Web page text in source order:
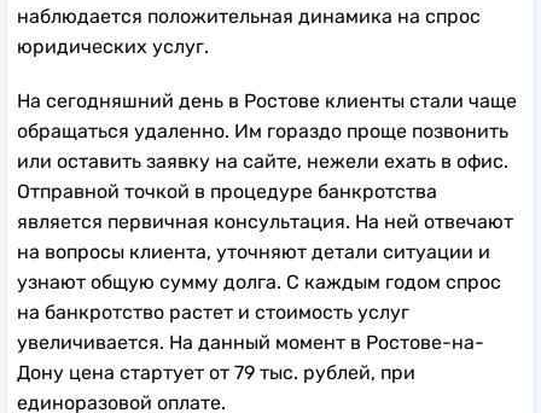
наблюдается положительная динамика на спрос
юридических услуг.
На сегодняшний день в Ростове клиенты стали чаще
обращаться удаленно. Им гораздо проще позвонить
или оставить заявку на сайте, нежели ехать в офис.
Отправной точкой в процедуре банкротства
является первичная консультация. На ней отвечают
на вопросы клиента, уточняют детали ситуации и
узнают общую сумму долга. С каждым годом спрос
на банкротство растет и стоимость услуг
увеличивается. На данный момент в Ростове-на-
Дону цена стартует от 79 тыс. рублей, при
единоразовой оплате.